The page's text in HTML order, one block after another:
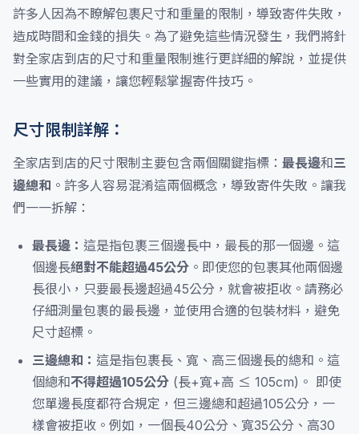
許多人因為不瞭解包裹尺寸和重量的限制，導致寄件失敗，
造成時間和金錢的損失。為了避免這些情況發生，我們將針
對全家店到店的尺寸和重量限制進行更詳細的解說，並提供
一些實用的建議，讓您輕鬆掌握寄件技巧。
尺寸限制詳解：
全家店到店的尺寸限制主要包含兩個關鍵指標： 最長邊和三
邊總和 。許多人容易混淆這兩個概念，導致寄件失敗。讓我
們一一拆解：
最長邊： 這是指包裹三個邊長中，最長的那一個邊。這
個邊長絕對不能超過45公分 。即使您的包裹其他兩個邊
長很小，只要最長邊超過45公分，就會被拒收。請務必
仔細測量包裹的最長邊，並使用合適的包裝材料，避免
尺寸超標。
三邊總和： 這是指包裹長、寬、高三個邊長的總和。這
個總和不得超過105公分 (長+寬+高 ≤ 105cm)。 即使
您單邊長度都符合規定，但三邊總和超過105公分，一
樣會被拒收。例如，一個長40公分、寬35公分、高30